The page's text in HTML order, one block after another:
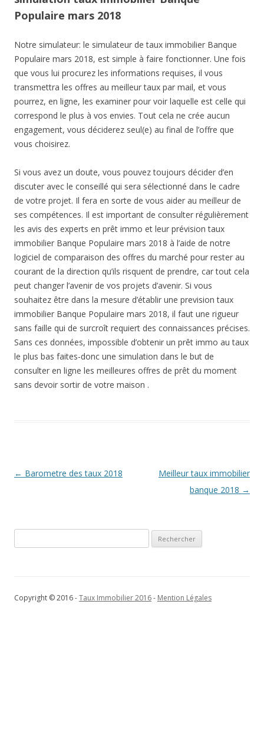
Populaire mars 2018
Notre simulateur: le simulateur de taux immobilier Banque
Populaire mars 2018, est simple à faire fonctionner. Une fois
que vous lui procurez les informations requises, il vous
transmettra les offres au meilleur taux par mail, et vous
pourrez, en ligne, les examiner pour voir laquelle est celle qui
correspond le plus à vos envies. Tout cela ne crée aucun
engagement, vous déciderez seul(e) au final de l’offre que
vous choisirez.
Si vous avez un doute, vous pouvez toujours décider d’en
discuter avec le conseillé qui sera sélectionné dans le cadre
de votre projet. Il fera en sorte de vous aider au meilleur de
ses compétences. Il est important de consulter régulièrement
les avis des experts en prêt immo et leur prévision taux
immobilier Banque Populaire mars 2018 à l’aide de notre
logiciel de comparaison des offres du marché pour rester au
courant de la direction qu’ils risquent de prendre, car tout cela
peut changer l’avenir de vos projets d’avenir. Si vous
souhaitez être dans la mesure d’établir une prevision taux
immobilier Banque Populaire mars 2018, il faut une rigueur
sans faille qui de surcroît requiert des connaissances précises.
Sans ces données, impossible d’obtenir un prêt immo au taux
le plus bas faites-donc une simulation dans le but de
consulter en ligne les meilleures offres de prêt du moment
sans devoir sortir de votre maison .
Navigation
← Barometre des taux 2018
Meilleur taux immobilier
banque 2018 →
Copyright © 2016 -Taux Immobilier 2016- Mention Légales